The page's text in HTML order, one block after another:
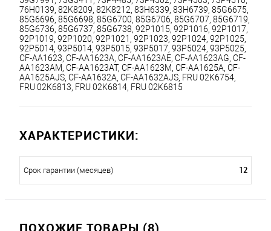
76H0139, 82K8209, 82K8212, 83H6339, 83H6739, 85G6675,
85G6696, 85G6698, 85G6700, 85G6706, 85G6707, 85G6719,
85G6736, 85G6737, 85G6738, 92P1015, 92P1016, 92P1017,
92P1019, 92P1020, 92P1021, 92P1023, 92P1024, 92P1025,
92P5014, 93P5014, 93P5015, 93P5017, 93P5024, 93P5025,
CF-AA1623, CF-AA1623A, CF-AA1623AE, CF-AA1623AG, CF-
AA1623AM, CF-AA1623AT, CF-AA1623M, CF-AA1625A, CF-
AA1625AJS, CF-AA1632A, CF-AA1632AJS, FRU 02K6754,
FRU 02K6813, FRU 02K6814, FRU 02K6815
ХАРАКТЕРИСТИКИ:
Срок гарантии (месяцев) 12
ПОХОЖИЕ ТОВАРЫ (8)